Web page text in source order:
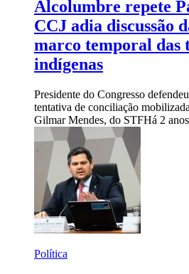
Alcolumbre repete
CCJ adia discussão
marco temporal das
indígenas
Presidente do Congresso
tentativa de conciliação
Gilmar Mendes, do STFHá 2 anos
Política